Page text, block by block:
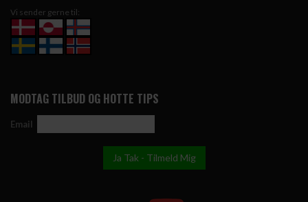
Vi sender gerne til:
MODTAG TILBUD OG HOTTE TIPS
Email